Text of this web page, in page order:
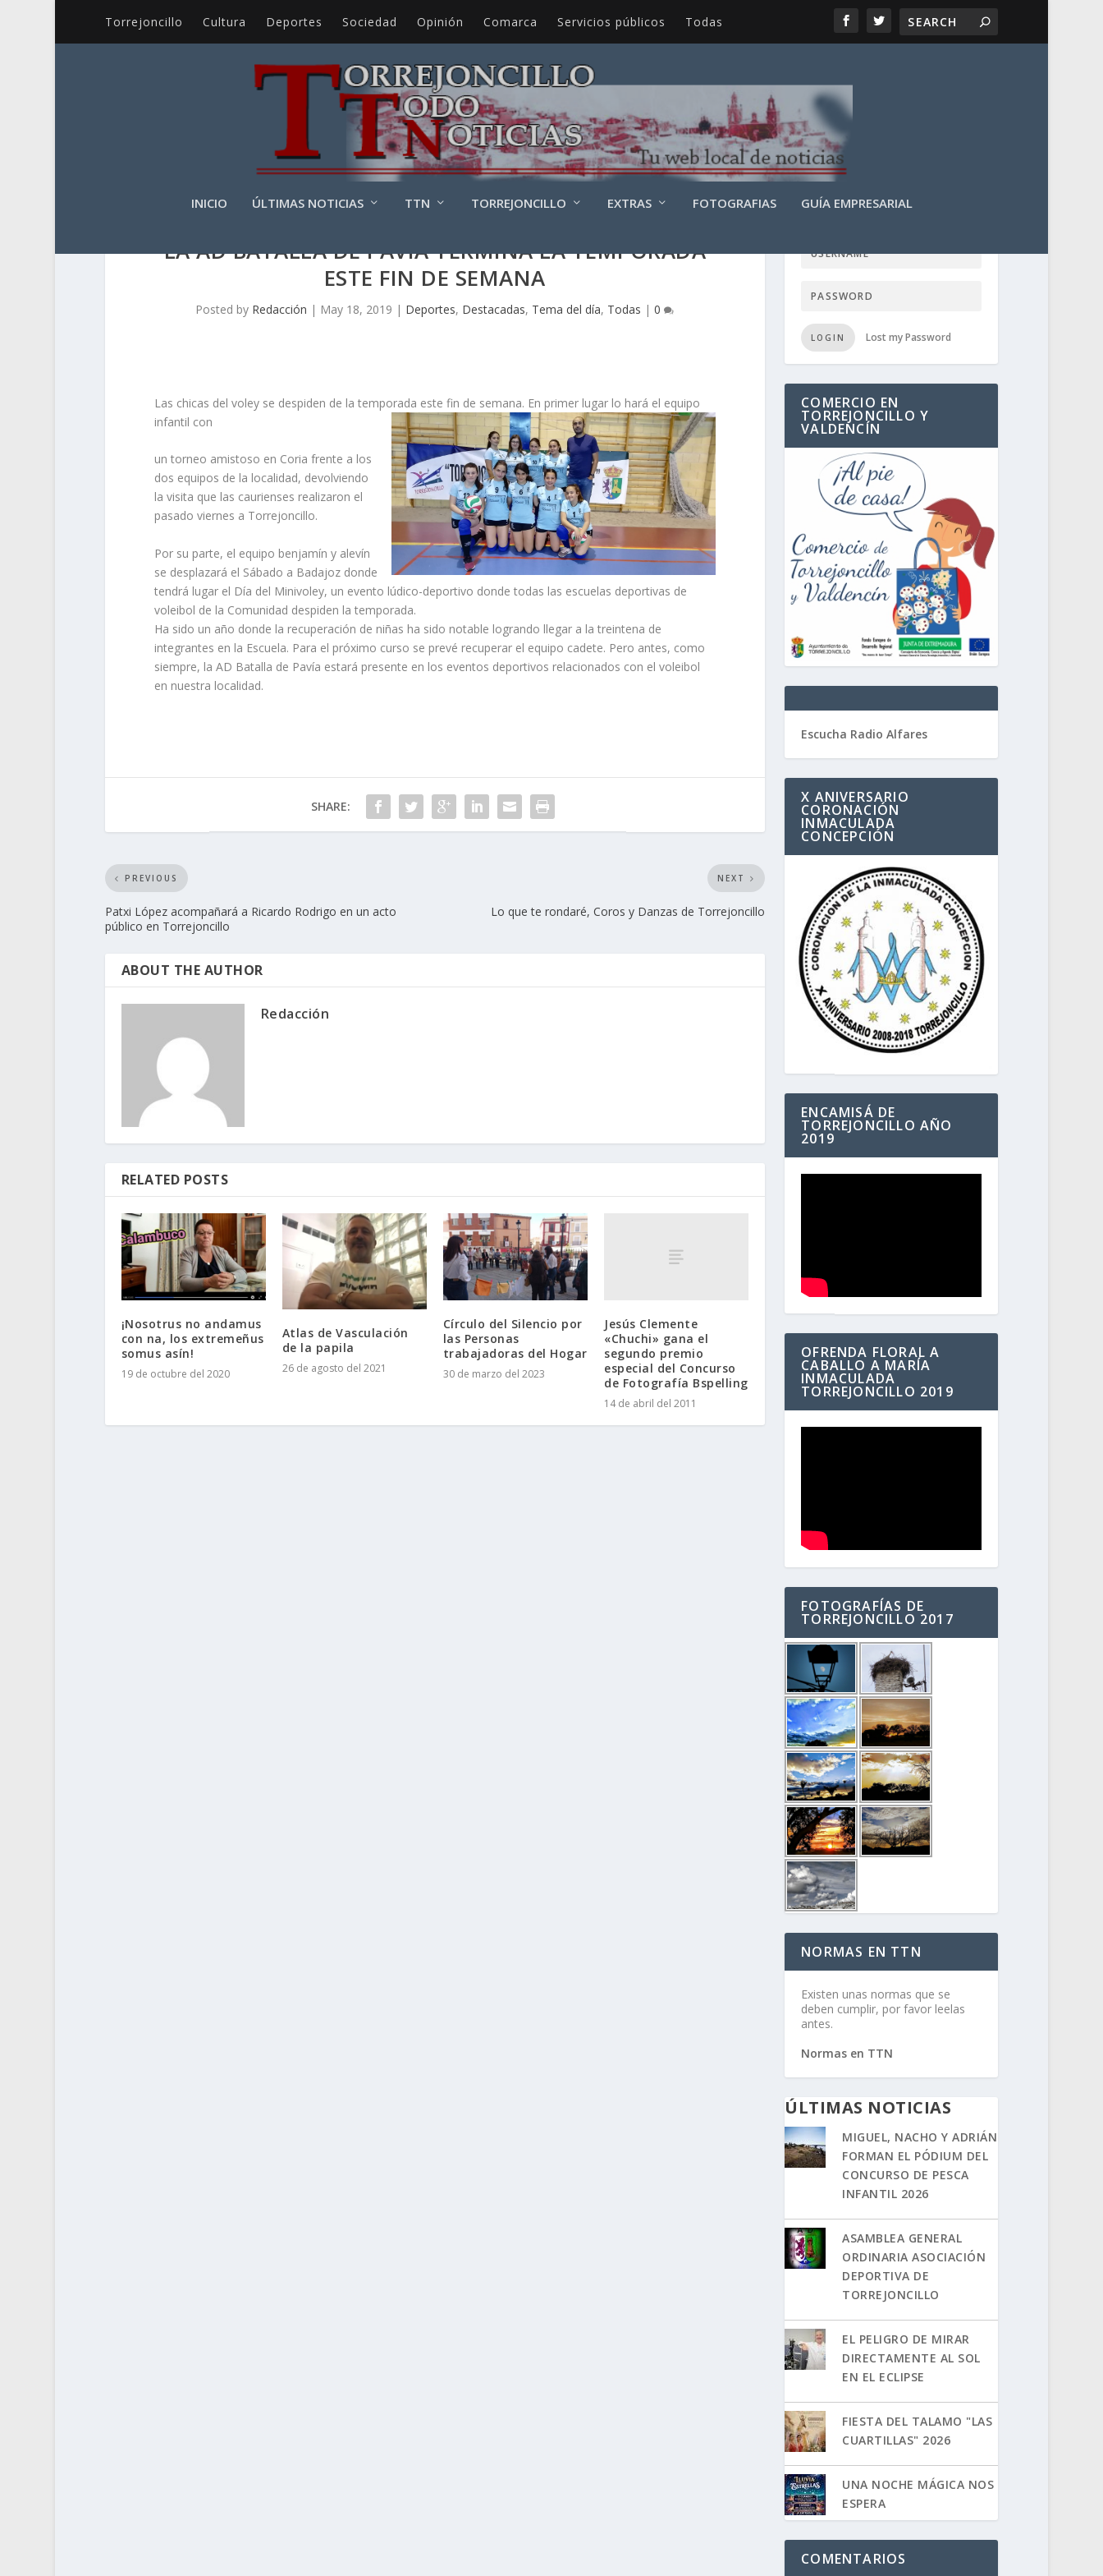
Torrejoncillo Cultura Deportes Sociedad Opinión Comarca Servicios públicos Todas
INICIO ÚLTIMAS NOTICIAS TTN TORREJONCILLO EXTRAS FOTOGRAFIAS GUÍA EMPRESARIAL
LA AD BATALLA DE PAVÍA TERMINA LA TEMPORADA
ESTE FIN DE SEMANA
Posted by Redacción | May 18, 2019 | Deportes, Destacadas, Tema del día, Todas |0
Las chicas del voley se despiden de la temporada este fin de semana. En primer lugar lo hará el equipo
infantil con
un torneo amistoso en Coria frente a los
dos equipos de la localidad, devolviendo
la visita que las caurienses realizaron el
pasado viernes a Torrejoncillo.
Por su parte, el equipo benjamín y alevín
se desplazará el Sábado a Badajoz donde
tendrá lugar el Día del Minivoley, un evento lúdico-deportivo donde todas las escuelas deportivas de
voleibol de la Comunidad despiden la temporada.
Ha sido un año donde la recuperación de niñas ha sido notable logrando llegar a la treintena de
integrantes en la Escuela. Para el próximo curso se prevé recuperar el equipo cadete. Pero antes, como
siempre, la AD Batalla de Pavía estará presente en los eventos deportivos relacionados con el voleibol
en nuestra localidad.
SHARE:
PREVIOUS
Patxi López acompañará a Ricardo Rodrigo en un acto
público en Torrejoncillo
NEXT
Lo que te rondaré, Coros y Danzas de Torrejoncillo
ABOUT THE AUTHOR
Redacción
RELATED POSTS
¡Nosotrus no andamus
con na, los extremeñus
somus asín!
19 de octubre del 2020
Atlas de Vasculación
de la papila
26 de agosto del 2021
Círculo del Silencio por
las Personas
trabajadoras del Hogar
30 de marzo del 2023
Jesús Clemente
«Chuchi» gana el
segundo premio
especial del Concurso
de Fotografía Bspelling
14 de abril del 2011
LOGIN USER TTN
LOGIN Lost my Password
COMERCIO EN
TORREJONCILLO Y
VALDENCÍN
Escucha Radio Alfares
X ANIVERSARIO
CORONACIÓN
INMACULADA
CONCEPCIÓN
ENCAMISÁ DE
TORREJONCILLO AÑO
2019
OFRENDA FLORAL A
CABALLO A MARÍA
INMACULADA
TORREJONCILLO 2019
FOTOGRAFÍAS DE
TORREJONCILLO 2017
NORMAS EN TTN
Existen unas normas que se
deben cumplir, por favor leelas
antes.
Normas en TTN
ÚLTIMAS NOTICIAS
MIGUEL, NACHO Y ADRIÁN
FORMAN EL PÓDIUM DEL
CONCURSO DE PESCA
INFANTIL 2026
ASAMBLEA GENERAL
ORDINARIA ASOCIACIÓN
DEPORTIVA DE
TORREJONCILLO
EL PELIGRO DE MIRAR
DIRECTAMENTE AL SOL
EN EL ECLIPSE
FIESTA DEL TALAMO "LAS
CUARTILLAS" 2026
UNA NOCHE MÁGICA NOS
ESPERA
COMENTARIOS